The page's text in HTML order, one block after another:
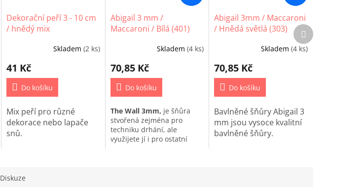
Dekorační peří 3 - 10 cm
/ hnědý mix
Skladem (2 ks)
41 Kč
Do košíku
Mix peří pro různé
dekorace nebo lapače
snů.
Abigail 3 mm /
Maccaroni / Bílá (401)
Skladem(4 ks)
70,85 Kč
Do košíku
The Wall 3mm, je šňůra
stvořená zejména pro
techniku drhání, ale
využijete jí i pro ostatní
Abigail 3mm / Maccaroni
/ Hnědá světlá (303)
Skladem (4 ks)
70,85 Kč
Do košíku
Bavlněné šňůry Abigail 3
mm jsou vysoce kvalitní
bavlněné šňůry.
Další
produkt
Diskuze